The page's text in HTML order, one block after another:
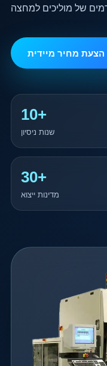
מחיר מיידית
10+
שנות ניסיון
30+
מדינות ייצוא